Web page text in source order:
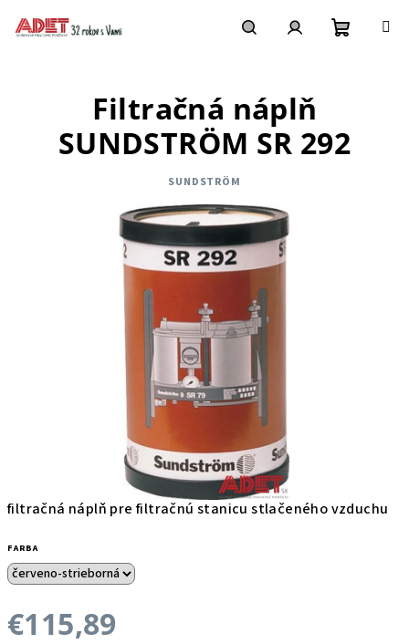
filtračná náplň pre filtračnú stanicu stlačeného vzduchu
FARBA
€115,89
Filtračná náplň
SUNDSTRÖM SR 292
SUNDSTRÖM